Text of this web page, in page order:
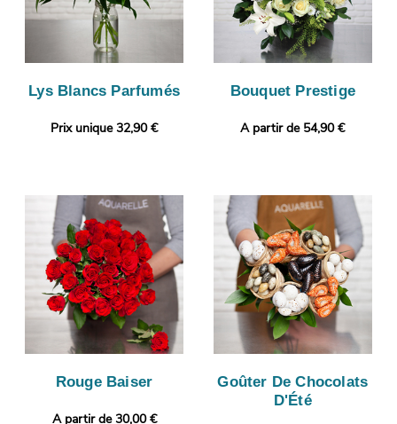
Lys Blancs Parfumés
Prix unique 32,90 €
Bouquet Prestige
A partir de 54,90 €
Rouge Baiser
A partir de 30,00 €
Goûter De Chocolats
D'Été